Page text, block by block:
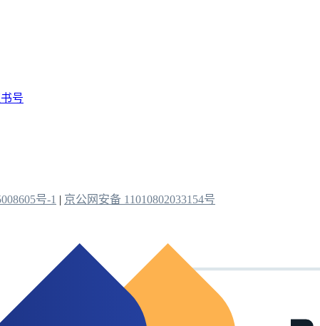
号-1 | 京公网安备 11010802033154号